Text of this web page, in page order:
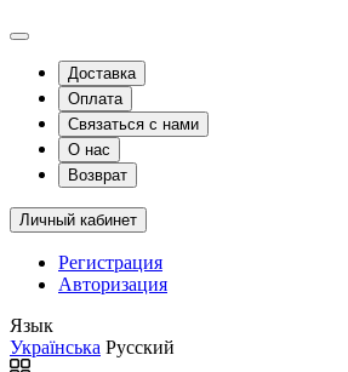
Доставка
Оплата
Связаться с нами
О нас
Возврат
Личный кабинет
Регистрация
Авторизация
Язык
Українська Русский